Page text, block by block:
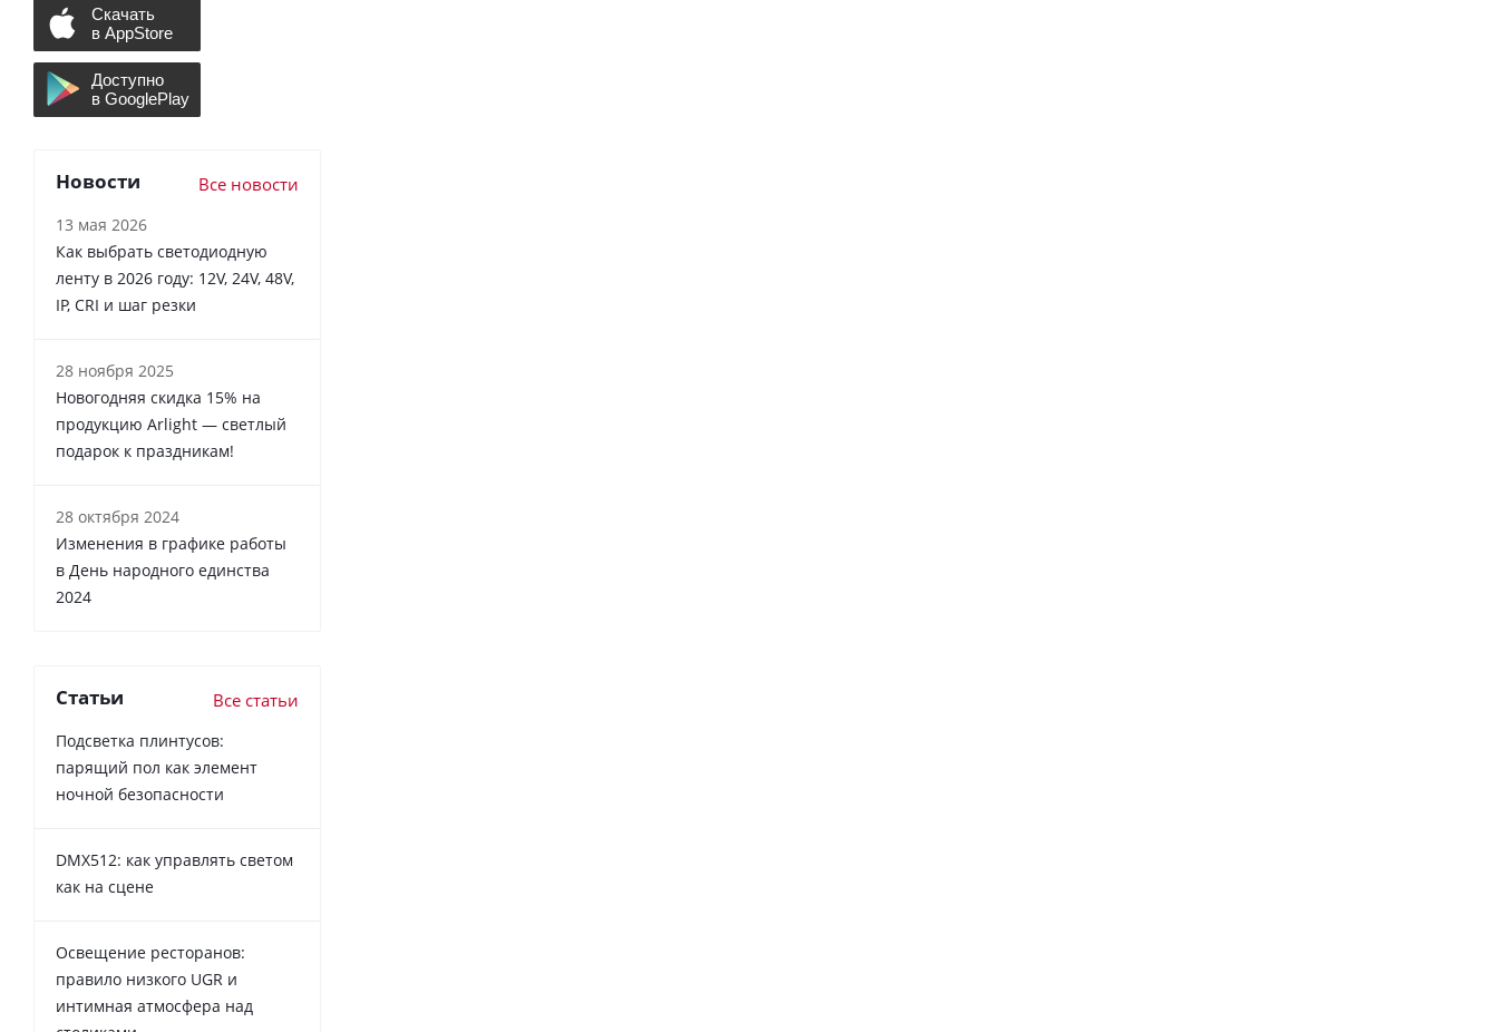
Новости Все новости
13 мая 2026
Как выбрать светодиодную
ленту в 2026 году: 12V, 24V, 48V,
IP, CRI и шаг резки
28 ноября 2025
Новогодняя скидка 15% на
продукцию Arlight — светлый
подарок к праздникам!
28 октября 2024
Изменения в графике работы
в День народного единства
2024
Статьи Все статьи
Подсветка плинтусов:
парящий пол как элемент
ночной безопасности
DMX512: как управлять светом
как на сцене
Освещение ресторанов:
правило низкого UGR и
интимная атмосфера над